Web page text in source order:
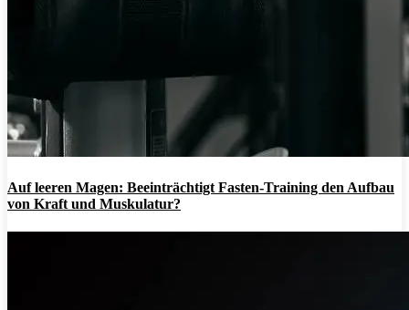
Auf leeren Magen: Beeinträchtigt Fasten-Training den Aufbau
von Kraft und Muskulatur?